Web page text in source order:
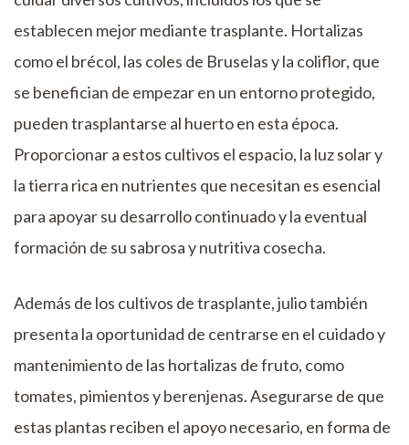
establecen mejor mediante trasplante. Hortalizas
como el brécol, las coles de Bruselas y la coliflor, que
se benefician de empezar en un entorno protegido,
pueden trasplantarse al huerto en esta época.
Proporcionar a estos cultivos el espacio, la luz solar y
la tierra rica en nutrientes que necesitan es esencial
para apoyar su desarrollo continuado y la eventual
formación de su sabrosa y nutritiva cosecha.
Además de los cultivos de trasplante, julio también
presenta la oportunidad de centrarse en el cuidado y
mantenimiento de las hortalizas de fruto, como
tomates, pimientos y berenjenas. Asegurarse de que
estas plantas reciben el apoyo necesario, en forma de